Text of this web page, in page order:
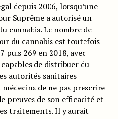
depuis 2006, lorsqu’une
Suprême a autorisé un
cannabis. Le nombre de
du cannabis est toutefois
puis 269 en 2018, avec
de distribuer du
autorités sanitaires
de ne pas prescrire
preuves de son efficacité et
traitements. Il y aurait